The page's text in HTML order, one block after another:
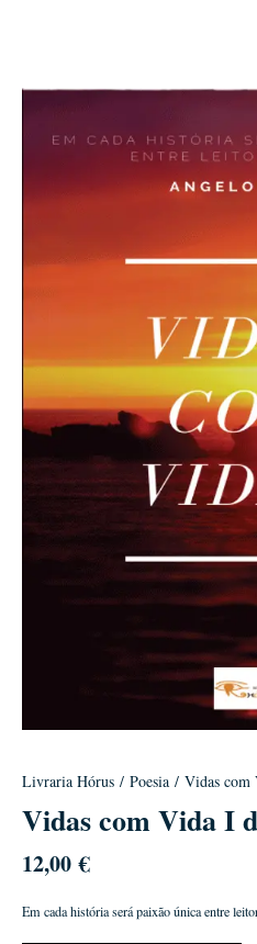
Livraria Hórus / Poesia / Vidas com
Vidas com Vida I
12,00€
Em cada história será paixão única entre